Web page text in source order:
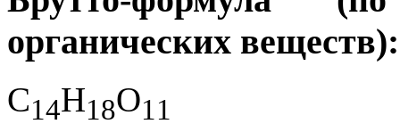
органических веществ):
C14H18O1 1